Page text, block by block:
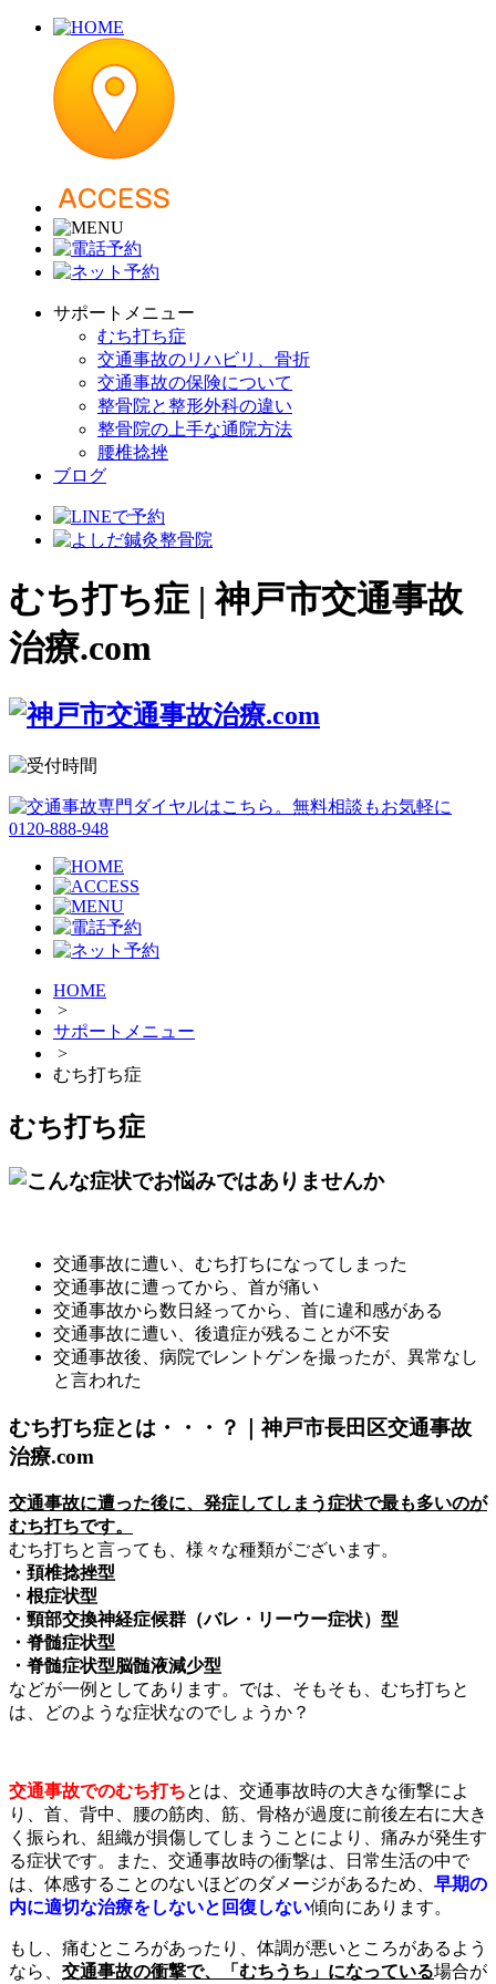
サポートメニュー
むち打ち症
交通事故のリハビリ、骨折
交通事故の保険について
整骨院と整形外科の違い
整骨院の上手な通院方法
腰椎捻挫
ブログ
むち打ち症 | 神戸市交通事故
治療.com
HOME
>
サポートメニュー
>
むち打ち症
むち打ち症
交通事故に遭い、むち打ちになってしまった
交通事故に遭ってから、首が痛い
交通事故から数日経ってから、首に違和感がある
交通事故に遭い、後遺症が残ることが不安
交通事故後、病院でレントゲンを撮ったが、異常なし
と言われた
むち打ち症とは・・・？｜神戸市長田区交通事故
治療.com
交通事故に遭った後に、発症してしまう症状で最も多いのが
むち打ちです。
むち打ちと言っても、様々な種類がございます。
・頚椎捻挫型
・根症状型
・頸部交換神経症候群（バレ・リーウー症状）型
・脊髄症状型
・脊髄症状型脳髄液減少型
などが一例としてあります。では、そもそも、むち打ちと
は、どのような症状なのでしょうか？
交通事故でのむち打ちとは、交通事故時の大きな衝撃によ
り、首、背中、腰の筋肉、筋、骨格が過度に前後左右に大き
く振られ、組織が損傷してしまうことにより、痛みが発生す
る症状です。また、交通事故時の衝撃は、日常生活の中で
は、体感することのないほどのダメージがあるため、 早期の
内に適切な治療をしないと回復しない傾向にあります。
もし、痛むところがあったり、体調が悪いところがあるよう
なら、 交通事故の衝撃で、「むちうち」になっている場合が